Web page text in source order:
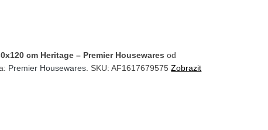
cm Heritage – Premier Housewares od
Premier Housewares . SKU: AF1617679575Zobrazit